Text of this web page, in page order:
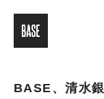
BASE、清水